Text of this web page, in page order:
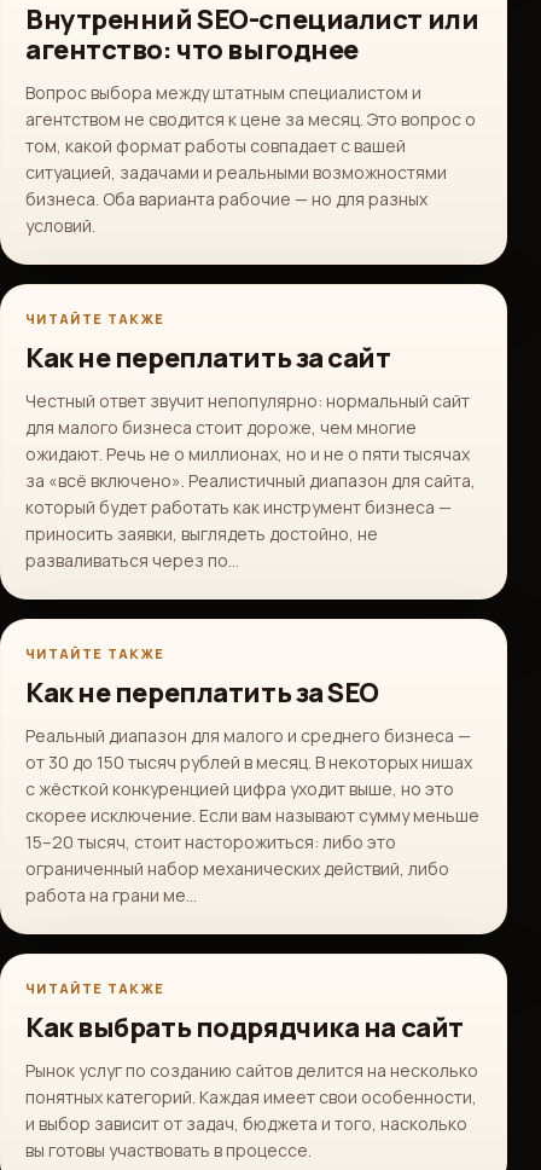
Внутренний SEO-специалист или
агентство: что выгоднее
Вопрос выбора между штатным специалистом и
агентством не сводится к цене за месяц. Это вопрос о
том, какой формат работы совпадает с вашей
ситуацией, задачами и реальными возможностями
бизнеса. Оба варианта рабочие — но для разных
условий.
ЧИТАЙТЕ ТАКЖЕ
Как не переплатить за сайт
Честный ответ звучит непопулярно: нормальный сайт
для малого бизнеса стоит дороже, чем многие
ожидают. Речь не о миллионах, но и не о пяти тысячах
за «всё включено». Реалистичный диапазон для сайта,
который будет работать как инструмент бизнеса —
приносить заявки, выглядеть достойно, не
разваливаться через по…
ЧИТАЙТЕ ТАКЖЕ
Как не переплатить за SEO
Реальный диапазон для малого и среднего бизнеса —
от 30 до 150 тысяч рублей в месяц. В некоторых нишах
с жёсткой конкуренцией цифра уходит выше, но это
скорее исключение. Если вам называют сумму меньше
15–20 тысяч, стоит насторожиться: либо это
ограниченный набор механических действий, либо
работа на грани ме…
ЧИТАЙТЕ ТАКЖЕ
Как выбрать подрядчика на сайт
Рынок услуг по созданию сайтов делится на несколько
понятных категорий. Каждая имеет свои особенности,
и выбор зависит от задач, бюджета и того, насколько
вы готовы участвовать в процессе.